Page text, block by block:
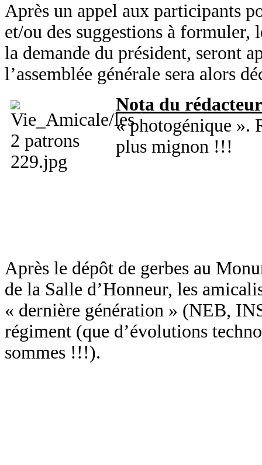
Après un appel aux participants
et/ou des suggestions à
la demande du président, seront
l’assemblée générale sera alors
Nota du rédacteur
« photogénique ».
plus mignon !!!
Après le dépôt de gerbes au
de la Salle d’Honneur, les
« dernière génération » (NEB,
régiment (que d’évolutions
sommes !!!).